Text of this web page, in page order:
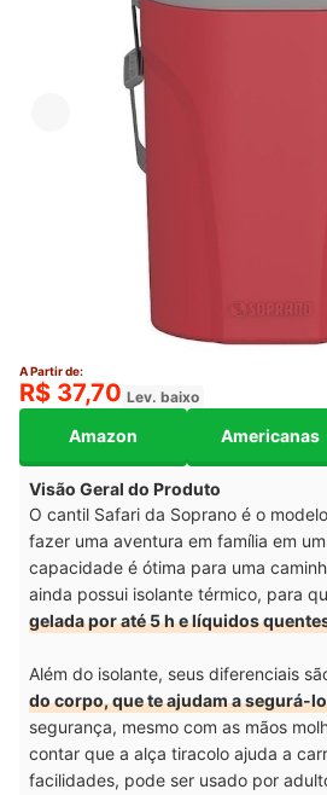
A Partir de:
R$ 37,70 Lev. baixo
Amazon Americanas
Visão Geral do Produto
O cantil Safari da Soprano é o
fazer uma aventura em família em
capacidade é ótima para uma
ainda possui isolante térmico, para
gelada por até 5 h e líquidos
Além do isolante, seus diferenciais
do corpo, que te ajudam a segurá-
segurança, mesmo com as mãos
contar que a alça tiracolo ajuda a
facilidades, pode ser usado por